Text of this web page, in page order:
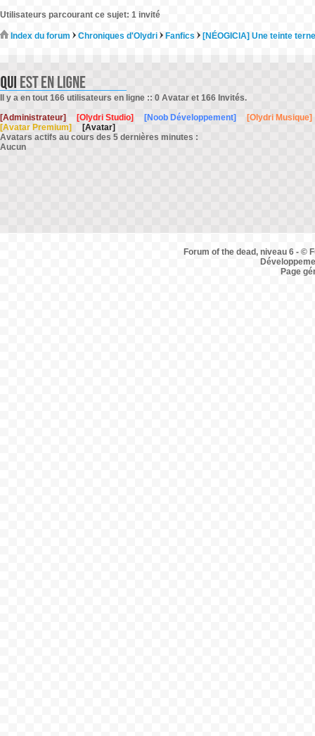
Utilisateurs parcourant ce sujet: 1 invité
Index du forum Chroniques d'Olydri Fanfics [NÉOGICIA] Une teinte
Il y a en tout 166 utilisateurs en ligne :: 0 Avatar et 166 Invités.
[Administrateur]
[Olydri Studio] [Noob Développement]
[Olydri Musique]
[Avatar Premium]
[Avatar]
Avatars actifs au cours des 5 dernières minutes :
Aucun
Forum of the dead, niveau 6 - ©
Page